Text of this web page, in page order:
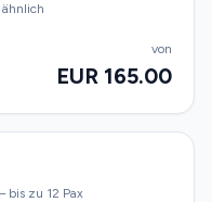
ähnlich
von
EUR 165.00
bis zu 12 Pax